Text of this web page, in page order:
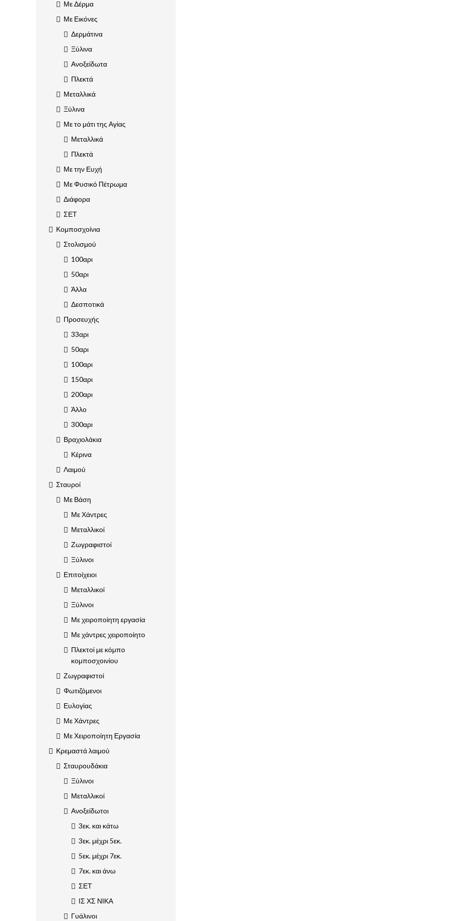
Με Δέρμα
Με Εικόνες
Δερμάτινα
Ξύλινα
Ανοξείδωτα
Πλεκτά
Μεταλλικά
Ξύλινα
Με το μάτι της Αγίας
Μεταλλικά
Πλεκτά
Με την Ευχή
Με Φυσικό Πέτρωμα
Διάφορα
ΣΕΤ
Κομποσχοίνια
Στολισμού
100αρι
50αρι
Άλλα
Δεσποτικά
Προσευχής
33αρι
50αρι
100αρι
150αρι
200αρι
Άλλο
300αρι
Βραχιολάκια
Κέρινα
Λαιμού
Σταυροί
Με Βάση
Με Χάντρες
Μεταλλικοί
Ζωγραφιστοί
Ξύλινοι
Επιτοίχειοι
Μεταλλικοί
Ξύλινοι
Με χειροποίητη εργασία
Με χάντρες χειροποίητο
Πλεκτοί με κόμπο
κομποσχοινίου
Ζωγραφιστοί
Φωτιζόμενοι
Ευλογίας
Με Χάντρες
Με Χειροποίητη Εργασία
Κρεμαστά λαιμού
Σταυρουδάκια
Ξύλινοι
Μεταλλικοί
Ανοξείδωτοι
3εκ. και κάτω
3εκ. μέχρι 5εκ.
5εκ. μέχρι 7εκ.
7εκ. και άνω
ΣΕΤ
ΙΣ ΧΣ ΝΙΚΑ
Γυάλινοι